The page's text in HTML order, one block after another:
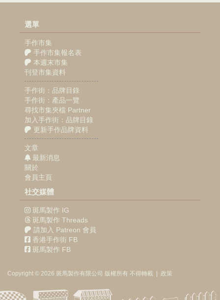
選單
手作市集
手作市集報名表
本週末市集
刊登市集資料
手作街：品牌目錄
手作街：產品一覽
尋找市集夾檔 Partner
加入手作街：品牌目錄
更新手作品牌資料
文章
最新消息
關於
會員主頁
社交媒體
斑馬製作 IG
斑馬製作 Threads
請加入 Patreon 會員
香港手作街 FB
斑馬製作 FB
Copyright © 2026 斑馬製作有限公司 版權所有 不得轉載 | 政策